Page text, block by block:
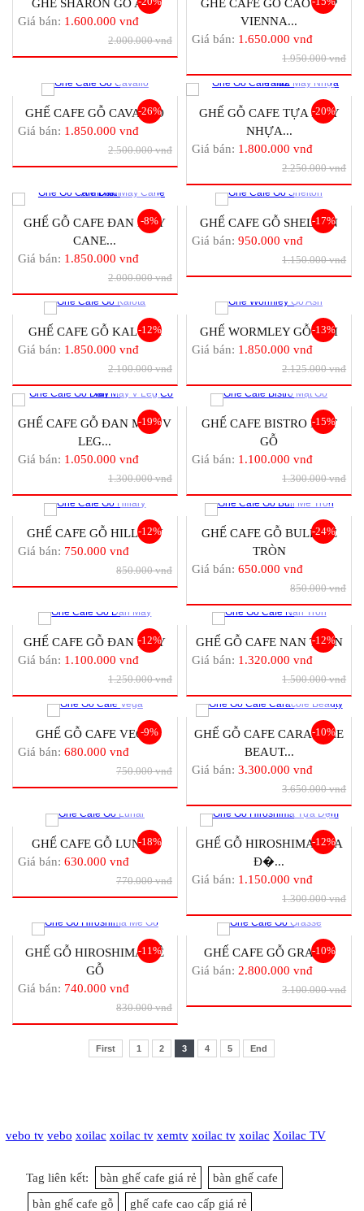
GHẾ SHARON GỖ ASH
Giá bán: 1.600.000 vnđ
2.000.000 vnđ
GHẾ CAFE GỖ CAO CẤP
VIENNA...
Giá bán: 1.650.000 vnđ
1.950.000 vnđ
-26%
GHẾ CAFE GỖ CAVALLO
Giá bán: 1.850.000 vnđ
2.500.000 vnđ
-20%
GHẾ GỖ CAFE TỰA MÂY
NHỰA...
Giá bán: 1.800.000 vnđ
2.250.000 vnđ
-8%
GHẾ GỖ CAFE ĐAN MÂY
CANE...
Giá bán: 1.850.000 vnđ
2.000.000 vnđ
-17%
GHẾ CAFE GỖ SHELTON
Giá bán: 950.000 vnđ
1.150.000 vnđ
-12%
GHẾ CAFE GỖ KALOTA
Giá bán: 1.850.000 vnđ
2.100.000 vnđ
-13%
GHẾ WORMLEY GỖ ASH
Giá bán: 1.850.000 vnđ
2.125.000 vnđ
-19%
GHẾ CAFE GỖ ĐAN MÂY V
LEG...
Giá bán: 1.050.000 vnđ
1.300.000 vnđ
-15%
GHẾ CAFE BISTRO MẶT
GỖ
Giá bán: 1.100.000 vnđ
1.300.000 vnđ
-12%
GHẾ CAFE GỖ HILLARY
Giá bán: 750.000 vnđ
850.000 vnđ
-24%
GHẾ CAFE GỖ BULL MÊ
TRÒN
Giá bán: 650.000 vnđ
850.000 vnđ
-12%
GHẾ CAFE GỖ ĐAN MÂY
Giá bán: 1.100.000 vnđ
1.250.000 vnđ
-12%
GHẾ GỖ CAFE NAN TRÒN
Giá bán: 1.320.000 vnđ
1.500.000 vnđ
-9%
GHẾ GỖ CAFE VEGA
Giá bán: 680.000 vnđ
750.000 vnđ
-10%
GHẾ GỖ CAFE CARACOLE
BEAUT...
Giá bán: 3.300.000 vnđ
3.650.000 vnđ
-18%
GHẾ CAFE GỖ LUNAR
Giá bán: 630.000 vnđ
770.000 vnđ
-12%
GHẾ GỖ HIROSHIMA TỰA
Đ�...
Giá bán: 1.150.000 vnđ
1.300.000 vnđ
-11%
GHẾ GỖ HIROSHIMA MÊ
GỖ
Giá bán: 740.000 vnđ
830.000 vnđ
-10%
GHẾ CAFE GỖ GRASSE
Giá bán: 2.800.000 vnđ
3.100.000 vnđ
First 1 2 3 4 5 End
vebo tv vebo xoilac xoilac tv xemtv xoilac tv xoilac Xoilac TV
Tag liên kết: bàn ghế cafe giá rẻ
bàn ghế cafe
bàn ghế cafe gỗ
ghế cafe cao cấp giá rẻ